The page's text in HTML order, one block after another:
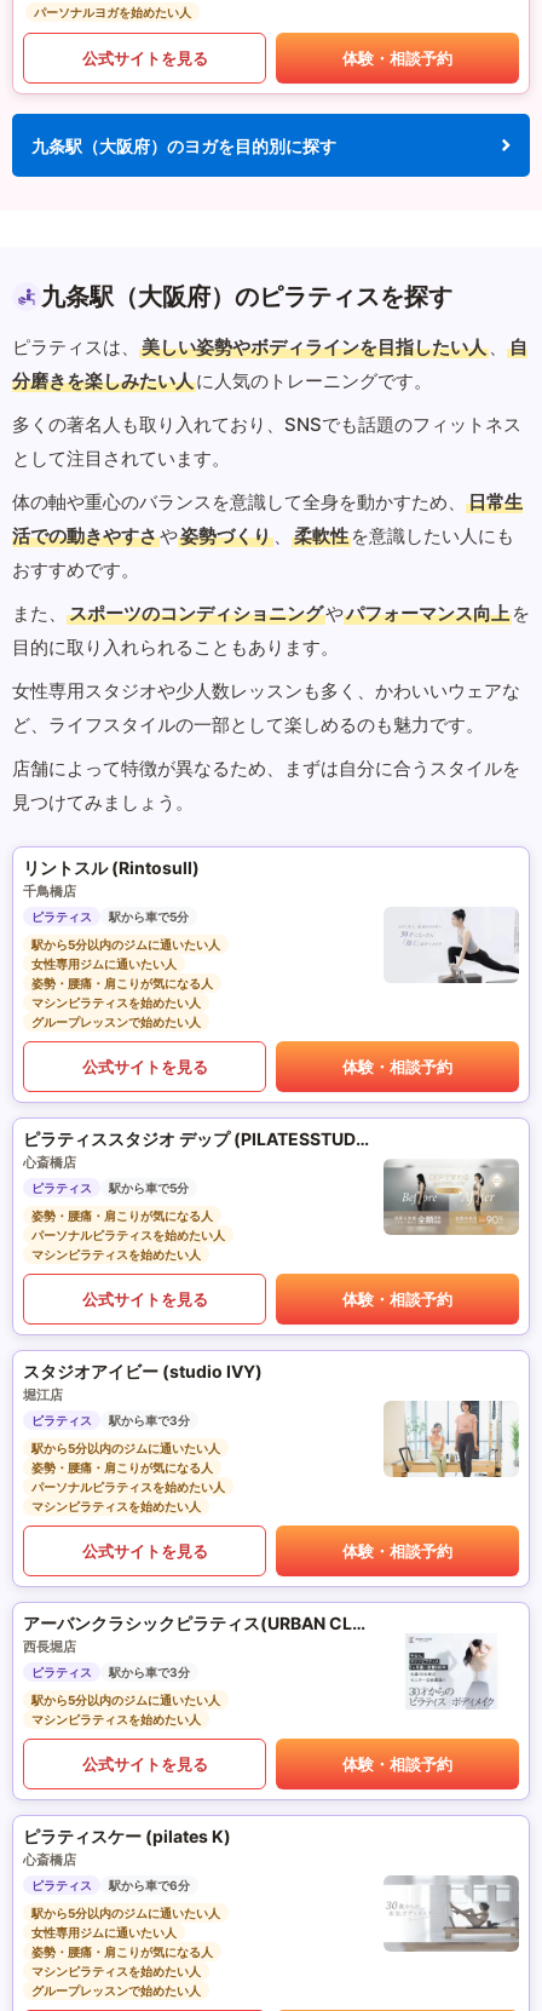
パーソナルヨガを始めたい人
公式サイトを見る 体験・相談予約
九条駅（大阪府）のヨガを目的別に探す
九条駅（大阪府）のピラティスを探す
ピラティスは、 美しい姿勢やボディラインを目指したい人 、
自
分磨きを楽しみたい人に人気のトレーニングです。
多くの著名人も取り入れており、SNSでも話題のフィットネス
として注目されています。
体の軸や重心のバランスを意識して全身を動かすため、
日常生
活での動きやすさや姿勢づくり 、 柔軟性 を意識したい人にも
おすすめです。
また、
スポーツのコンディショニングやパフォーマンス向上 を
目的に取り入れられることもあります。
女性専用スタジオや少人数レッスンも多く、かわいいウェアな
ど、ライフスタイルの一部として楽しめるのも魅力です。
店舗によって特徴が異なるため、まずは自分に合うスタイルを
見つけてみましょう。
リントスル (Rintosull)
千鳥橋店
ピラティス
駅から車で5分
駅から5分以内のジムに通いたい人
女性専用ジムに通いたい人
姿勢・腰痛・肩こりが気になる人
マシンピラティスを始めたい人
グループレッスンで始めたい人
公式サイトを見る 体験・相談予約
ピラティススタジオ デップ (PILATESSTUDIO DEP)
心斎橋店
ピラティス
駅から車で5分
姿勢・腰痛・肩こりが気になる人
パーソナルピラティスを始めたい人
マシンピラティスを始めたい人
公式サイトを見る 体験・相談予約
スタジオアイビー (studio IVY)
堀江店
ピラティス
駅から車で3分
駅から5分以内のジムに通いたい人
姿勢・腰痛・肩こりが気になる人
パーソナルピラティスを始めたい人
マシンピラティスを始めたい人
公式サイトを見る 体験・相談予約
アーバンクラシックピラティス(URBAN CLASSIC PILATES)
西長堀店
ピラティス
駅から車で3分
駅から5分以内のジムに通いたい人
マシンピラティスを始めたい人
公式サイトを見る 体験・相談予約
ピラティスケー (pilates K)
心斎橋店
ピラティス
駅から車で6分
駅から5分以内のジムに通いたい人
女性専用ジムに通いたい人
姿勢・腰痛・肩こりが気になる人
マシンピラティスを始めたい人
グループレッスンで始めたい人